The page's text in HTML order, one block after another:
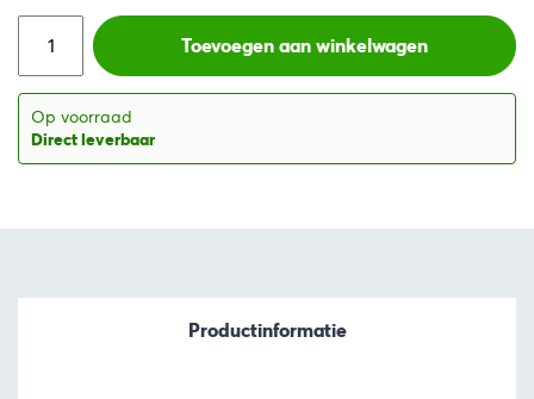
Toevoegen aan winkelwagen
Op voorraad
Direct leverbaar
Productinformatie